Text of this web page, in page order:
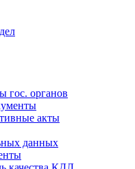
гос. органов
акты
данных